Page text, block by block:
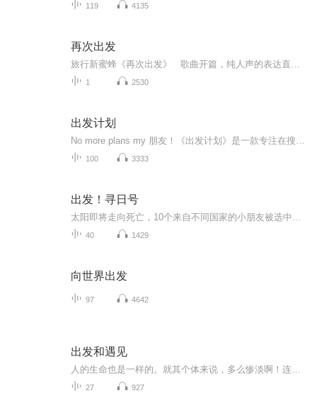
119 4135
再次出发
1 2530
出发计划
100 3333
出发！寻日号
40 1429
向世界出发
97 4642
出发和遇见
27 927